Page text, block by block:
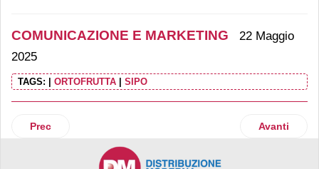
COMUNICAZIONE E MARKETING
22 Maggio
2025
TAGS: ORTOFRUTTA SIPO
Articolo precedente: Md torna in tv
Prec Articolo
Avanti